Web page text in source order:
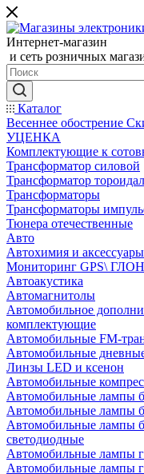
Интернет-магазин
и сеть розничных
Каталог
Весеннее обострение
УЦЕНКА
Комплектующие к
Трансформатор силовой
Трансформатор
Трансформаторы
Трансформаторы
Тюнера отечественные
Авто
Автохимия и аксессуары
Мониторинг GPS\
Автоакустика
Автомагнитолы
Автомобильное
комплектующие
Автомобильные FM-
Автомобильные
Линзы LED и ксенон
Автомобильные
Автомобильные лампы
Автомобильные лампы
Автомобильные лампы
светодиодные
Автомобильные лампы
Автомобильные лампы